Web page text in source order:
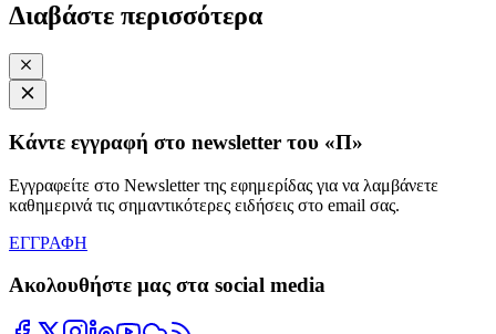
Διαβάστε περισσότερα
Κάντε εγγραφή στο newsletter του «Π»
Εγγραφείτε στο Newsletter της εφημερίδας για να λαμβάνετε
καθημερινά τις σημαντικότερες ειδήσεις στο email σας.
ΕΓΓΡΑΦΗ
Ακολουθήστε μας στα social media